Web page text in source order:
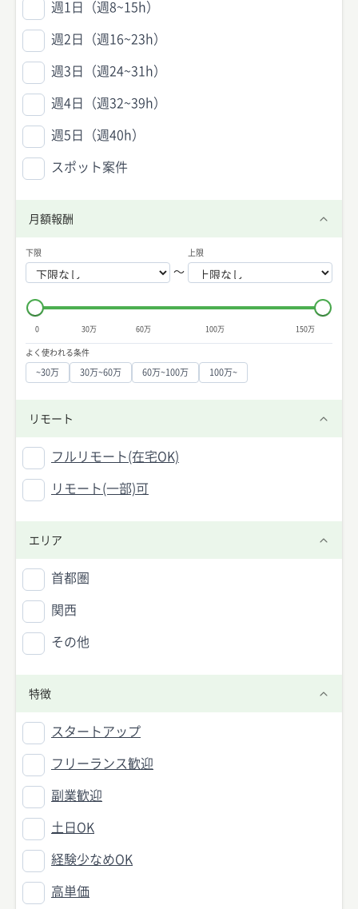
週1日（週8~15h）
週2日（週16~23h）
週3日（週24~31h）
週4日（週32~39h）
週5日（週40h）
スポット案件
月額報酬
下限
〜
上限
0 30万 60万 100万 150万
よく使われる条件
~30万 30万~60万 60万~100万 100万~
リモート
フルリモート(在宅OK)
リモート(一部)可
エリア
首都圏
関西
その他
特徴
スタートアップ
フリーランス歓迎
副業歓迎
土日OK
経験少なめOK
高単価